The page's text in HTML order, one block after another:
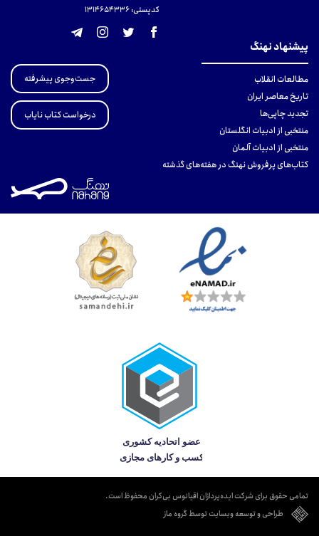
کدپستی: 131465433۶
پیشنهاد نهنگ
مطالعات انقلاب
تاریخ معاصر ایران
تجدید چاپی‌ها
منتخبی از ادبیات انگلستان
منتخبی از ادبیات آلمان
کتاب‌های پرفروش نهنگ در هفته‌های گذشته
جست‌وجوی پیشرفته
درخواست کتاب نایاب
تمامی حقوق برای شرکت ایده‌پردازان اقیانوس بی‌کران محفوظ است.
طراحی و توسعه وبسایت توسط گروه ماز